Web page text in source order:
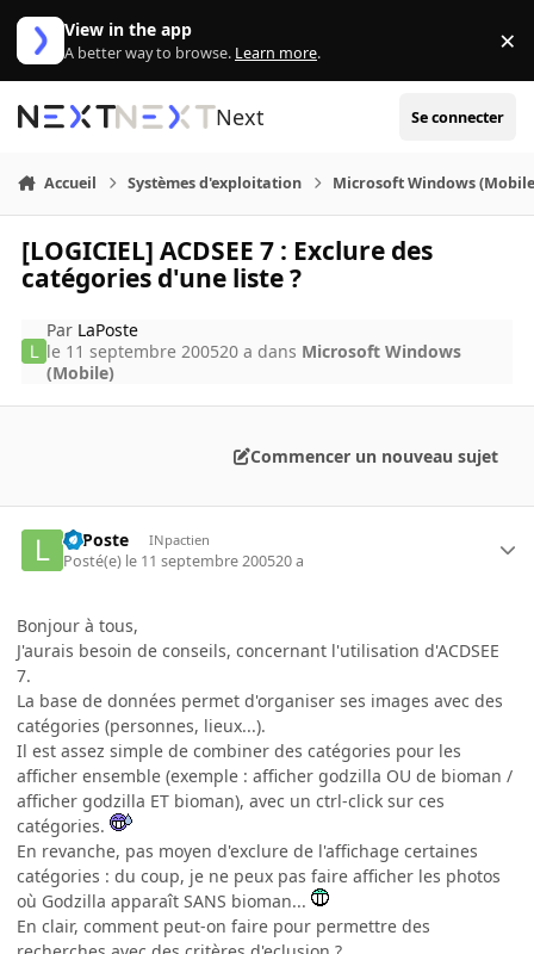
Aller au contenu
View in the app
A better way to browse. Learn more. ×
Next Se connecter
Accueil Systèmes d'exploitation Microsoft Windows
[LOGICIEL] ACDSEE 7 : Exclure des
catégories d'une liste ?
Par LaPoste
le 11 septembre 200520 a dans Microsoft Windows
(Mobile)
Commencer un nouveau sujet
LaPoste INpactien
Posté(e) le 11 septembre 200520 a
Bonjour à tous,
J'aurais besoin de conseils, concernant l'utilisation d'ACDSEE
7.
La base de données permet d'organiser ses images avec des
catégories (personnes, lieux...).
Il est assez simple de combiner des catégories pour les
afficher ensemble (exemple : afficher godzilla OU de bioman /
afficher godzilla ET bioman), avec un ctrl-click sur ces
catégories.
En revanche, pas moyen d'exclure de l'affichage certaines
catégories : du coup, je ne peux pas faire afficher les photos
où Godzilla apparaît SANS bioman...
En clair, comment peut-on faire pour permettre des